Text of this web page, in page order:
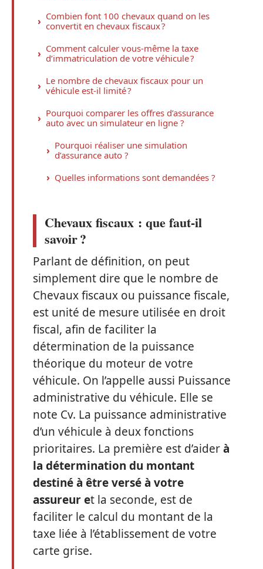
Combien font 100 chevaux quand on les
convertit en chevaux fiscaux ?
Comment calculer vous-même la taxe
d’immatriculation de votre véhicule ?
Le nombre de chevaux fiscaux pour un
véhicule est-il limité ?
Pourquoi comparer les offres d’assurance
auto avec un simulateur en ligne ?
Pourquoi réaliser une simulation
d’assurance auto ?
Quelles informations sont demandées ?
Chevaux fiscaux : que faut-il
savoir ?
Parlant de définition, on peut
simplement dire que le nombre de
Chevaux fiscaux ou puissance fiscale,
est unité de mesure utilisée en droit
fiscal, afin de faciliter la
détermination de la puissance
théorique du moteur de votre
véhicule. On l’appelle aussi Puissance
administrative du véhicule. Elle se
note Cv. La puissance administrative
d’un véhicule à deux fonctions
prioritaires. La première est d’aiderà
la détermination du montant
destiné à être versé à votre
assureur et la seconde, est de
faciliter le calcul du montant de la
taxe liée à l’établissement de votre
carte grise.